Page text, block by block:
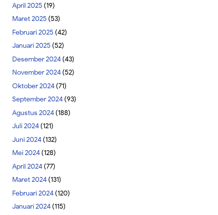
April 2025 (19)
Maret 2025 (53)
Februari 2025 (42)
Januari 2025 (52)
Desember 2024(43)
November 2024(52)
Oktober 2024(71)
September 2024(93)
Agustus 2024(188)
Juli 2024(121)
Juni 2024(132)
Mei 2024(128)
April 2024(77)
Maret 2024(131)
Februari 2024(120)
Januari 2024(115)